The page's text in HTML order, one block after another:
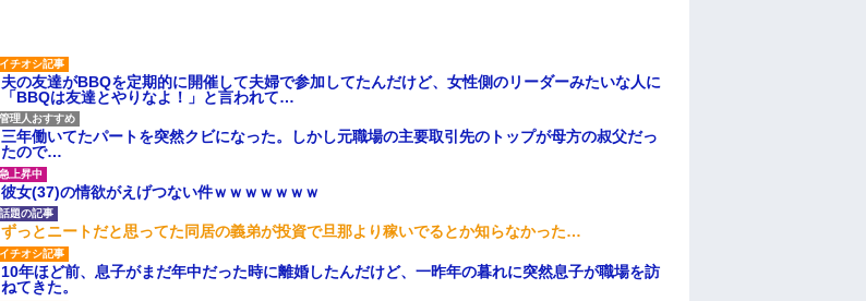
夫の友達がBBQを定期的に開催して夫婦で参加してたんだけど、女性側のリーダーみたいな人に
「BBQは友達とやりなよ！」と言われて…
三年働いてたパートを突然クビになった。しかし元職場の主要取引先のトップが母方の叔父だっ
たので…
彼女(37)の情欲がえげつない件ｗｗｗｗｗｗｗ
ずっとニートだと思ってた同居の義弟が投資で旦那より稼いでるとか知らなかった…
10年ほど前、息子がまだ年中だった時に離婚したんだけど、一昨年の暮れに突然息子が職場を訪
ねてきた。